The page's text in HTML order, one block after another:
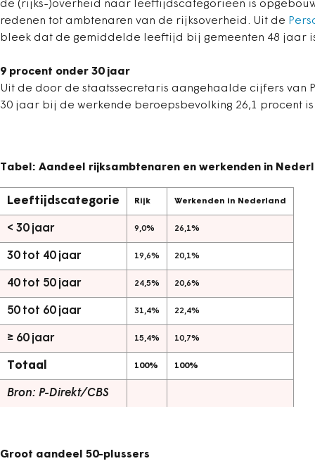
de (rijks-)overheid naar leeftijdscategorieën is
redenen tot ambtenaren van de rijksoverheid. Uit de
bleek dat de gemiddelde leeftijd bij gemeenten 48 jaar
9 procent onder 30 jaar
Uit de door de staatssecretaris aangehaalde cijfers van
30 jaar bij de werkende beroepsbevolking 26,1 procent
Tabel: Aandeel rijksambtenaren en werkenden in
Leeftijdscategorie Rijk Werkenden in Nederland
< 30 jaar 9,0% 26,1%
30 tot 40 jaar 19,6% 20,1%
40 tot 50 jaar 24,5% 20,6%
50 tot 60 jaar 31,4% 22,4%
≥ 60 jaar 15,4% 10,7%
Totaal 100% 100%
Bron: P-Direkt/CBS
Groot aandeel 50-plussers